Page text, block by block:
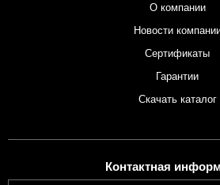
О компании
Новости
Сертификаты
Гарантии
Скачать каталог
Контактная